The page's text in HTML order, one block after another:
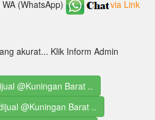
(WhatsApp)
via Link
akurat... Klik Inform Admin
@Kuningan Barat ..
@Kuningan Barat ..